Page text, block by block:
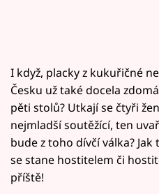
I když, placky z kukuřičné
Česku už také docela
pěti stolů? Utkají se čtyři
nejmladší soutěžící, ten
bude z toho dívčí válka?
se stane hostitelem či
příště!